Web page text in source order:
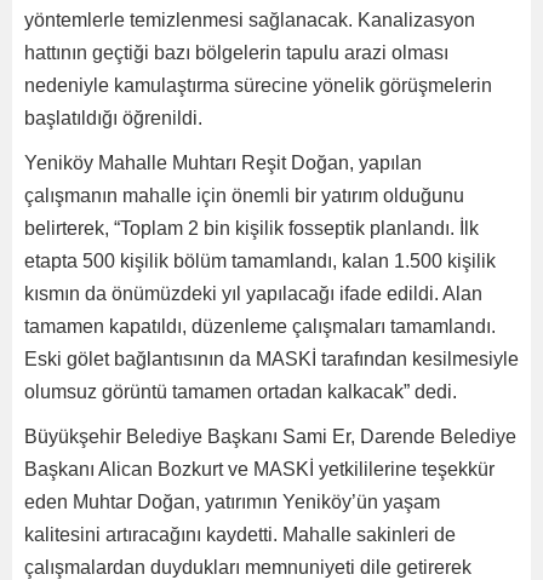
yöntemlerle temizlenmesi sağlanacak. Kanalizasyon
hattının geçtiği bazı bölgelerin tapulu arazi olması
nedeniyle kamulaştırma sürecine yönelik görüşmelerin
başlatıldığı öğrenildi.
Yeniköy Mahalle Muhtarı Reşit Doğan, yapılan
çalışmanın mahalle için önemli bir yatırım olduğunu
belirterek, “Toplam 2 bin kişilik fosseptik planlandı. İlk
etapta 500 kişilik bölüm tamamlandı, kalan 1.500 kişilik
kısmın da önümüzdeki yıl yapılacağı ifade edildi. Alan
tamamen kapatıldı, düzenleme çalışmaları tamamlandı.
Eski gölet bağlantısının da MASKİ tarafından kesilmesiyle
olumsuz görüntü tamamen ortadan kalkacak” dedi.
Büyükşehir Belediye Başkanı Sami Er, Darende Belediye
Başkanı Alican Bozkurt ve MASKİ yetkililerine teşekkür
eden Muhtar Doğan, yatırımın Yeniköy’ün yaşam
kalitesini artıracağını kaydetti. Mahalle sakinleri de
çalışmalardan duydukları memnuniyeti dile getirerek